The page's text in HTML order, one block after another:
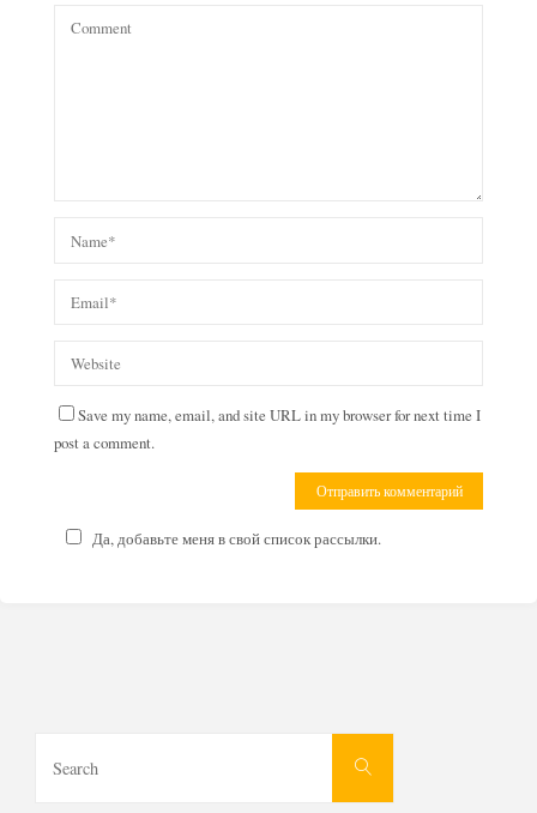
Save my name, email, and site URL in my browser for next time I
post a comment.
Да, добавьте меня в свой список рассылки.
Search